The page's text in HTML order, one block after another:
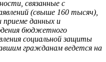
связанные с
(свыше 160 тысяч),
приеме данных и
бюджетного
социальной защиты
гражданам ведется на